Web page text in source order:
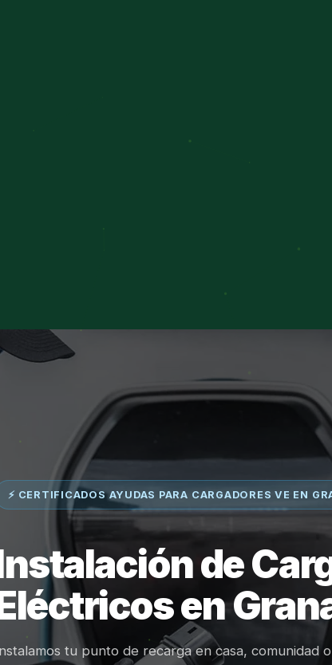
⚡ CERTIFICADOS AYUDAS PARA CARGADORES VE EN
de
en
tu punto de recarga en casa, comunidad